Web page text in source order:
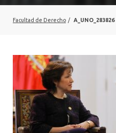
VINCULACIÓN CON EL MEDIO
INTERNACIONAL
Facultad de Derecho / A_UNO_283826